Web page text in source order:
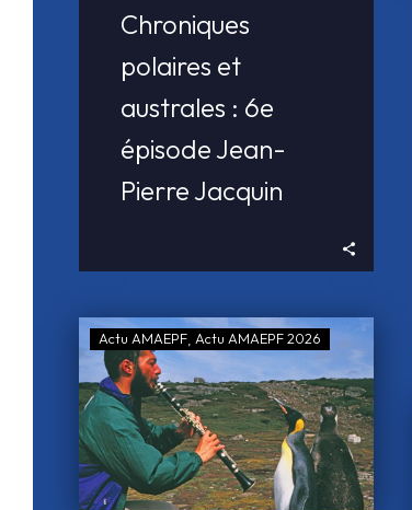
Chroniques
polaires et
australes : 6e
épisode Jean-
Pierre Jacquin
Actu AMAEPF Actu AMAEPF 2026